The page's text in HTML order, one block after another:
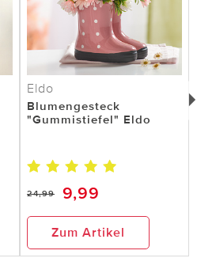
Eldo
Blumengesteck
"Gummistiefel" Eldo
24,99 9,99
Zum Artikel